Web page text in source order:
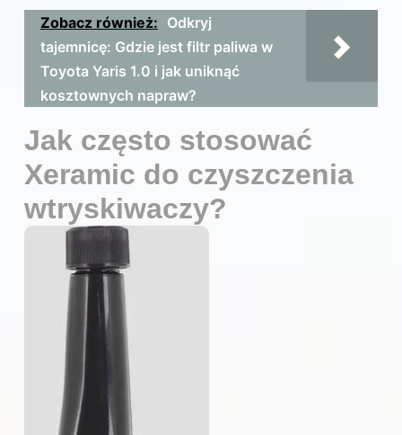
Zobacz również: Odkryj
tajemnicę: Gdzie jest filtr paliwa w
Toyota Yaris 1.0 i jak uniknąć
kosztownych napraw?
Jak często stosować
Xeramic do czyszczenia
wtryskiwaczy?